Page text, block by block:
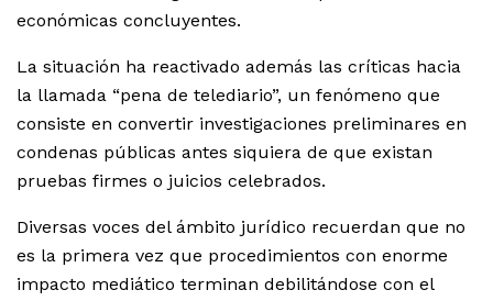
económicas concluyentes.
La situación ha reactivado además las críticas hacia
la llamada “pena de telediario”, un fenómeno que
consiste en convertir investigaciones preliminares en
condenas públicas antes siquiera de que existan
pruebas firmes o juicios celebrados.
Diversas voces del ámbito jurídico recuerdan que no
es la primera vez que procedimientos con enorme
impacto mediático terminan debilitándose con el